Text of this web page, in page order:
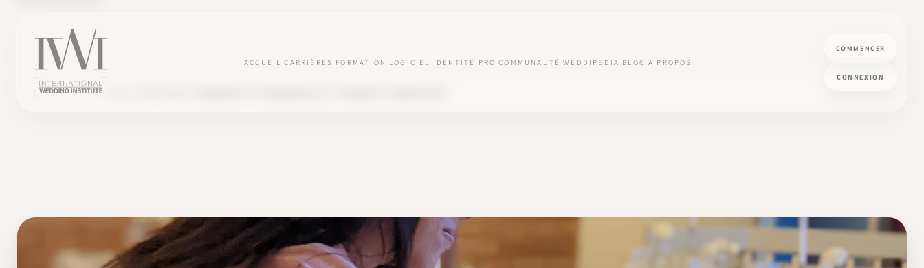
ACCUEIL CARRIÈRES FORMATION LOGICIEL IDENTITÉ PRO COMMUNAUTÉ WEDDIPEDIA BLOG À PROPOS
COMMENCER
CONNEXION